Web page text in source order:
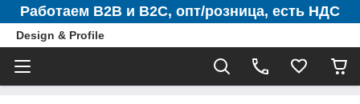
Работаем B2B и B2C, опт/розница, есть НДС
Design & Profile